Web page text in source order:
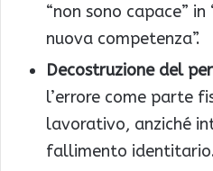
“non sono capace”
nuova competenza”.
Decostruzione del
l’errore come parte
lavorativo, anziché
fallimento